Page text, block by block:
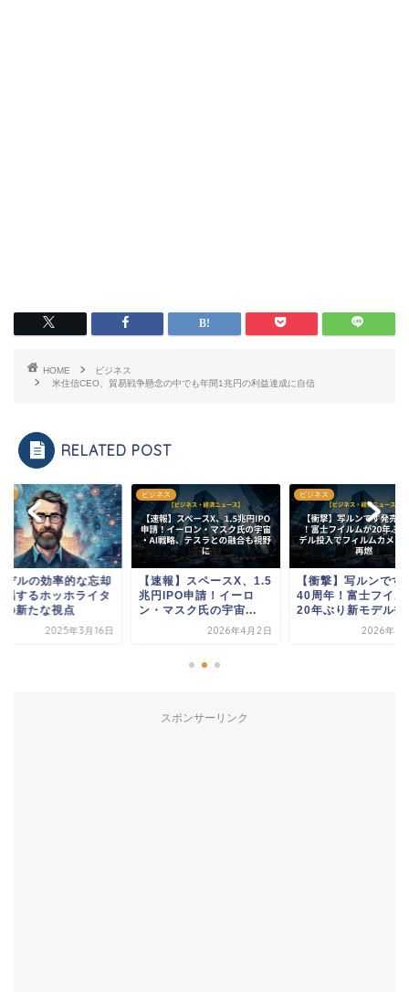
HOME
ビジネス
米住信CEO、貿易戦争懸念の中でも年間1兆円の利益達成に自信
RELATED POST
デルの効率的な忘却
唱するホッホライタ
の新たな視点
2025年3月16日
ビジネス
【速報】スペースX、1.5
兆円IPO申請！イーロ
ン・マスク氏の宇宙...
2026年4月2日
ビジネス
【衝撃】写ルンです
40周年！富士フイル
20年ぶり新モデル投
2026年7
スポンサーリンク